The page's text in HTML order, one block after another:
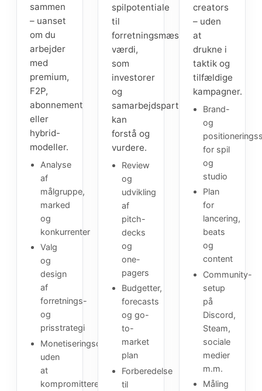
sammen
– uanset
om du
arbejder
med
premium,
F2P,
abonnement
eller
hybrid-
modeller.
Analyse
af
målgruppe,
marked
og
konkurrenter
Valg
og
design
af
forretnings-
og
prisstrategi
Monetiseringsdesign
uden
at
kompromittere
spilpotentiale
til
forretningsmæssig
værdi,
som
investorer
og
samarbejdspartnere
kan
forstå og
vurdere.
Review
og
udvikling
af
pitch-
decks
og
one-
pagers
Budgetter,
forecasts
og go-
to-
market
plan
Forberedelse
til
creators
– uden
at
drukne i
taktik og
tilfældige
kampagner.
Brand-
og
for spil
og
studio
Plan
for
lancering,
beats
og
content
Community-
setup
på
Discord,
Steam,
sociale
medier
m.m.
Måling